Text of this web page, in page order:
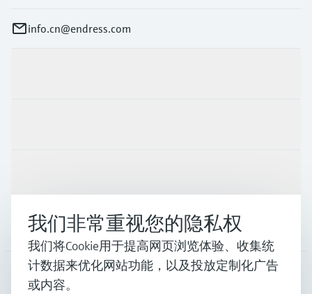
info.cn@endress.com
公司我们非常重视您的隐私权
我们将Cookie用于提高网页浏览体验、收集统
计数据来优化网站功能，以及投放定制化广告
或内容。